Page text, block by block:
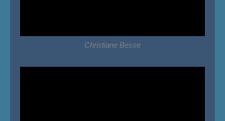
Christiane Besse